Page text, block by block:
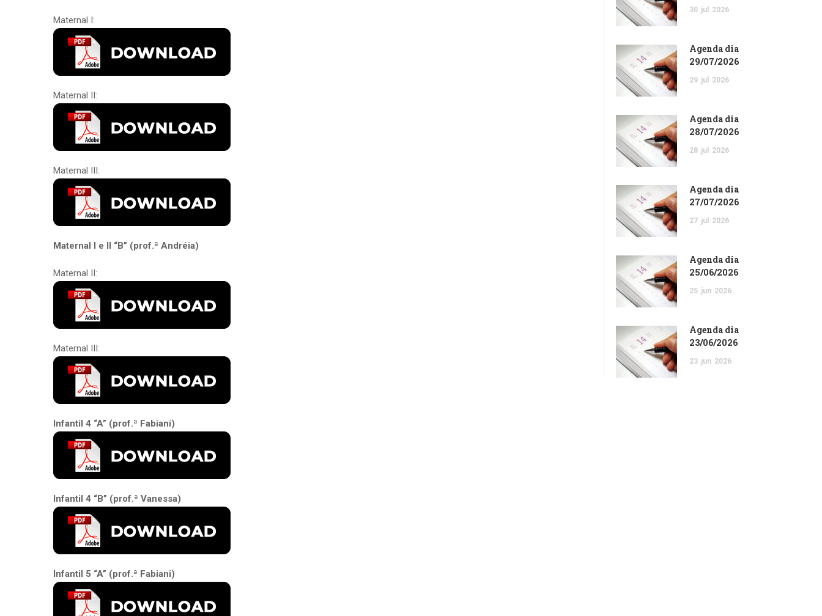
Maternal I:
Maternal II:
Maternal III:
Maternal I e II “B” (prof.ª Andréia)
Maternal II:
Maternal III:
Infantil 4 “A” (prof.ª Fabiani)
Infantil 4 “B” (prof.ª Vanessa)
Infantil 5 “A” (prof.ª Fabiani)
30 jul 2026
Agenda dia
29/07/2026
29 jul 2026
Agenda dia
28/07/2026
28 jul 2026
Agenda dia
27/07/2026
27 jul 2026
Agenda dia
25/06/2026
25 jun 2026
Agenda dia
23/06/2026
23 jun 2026